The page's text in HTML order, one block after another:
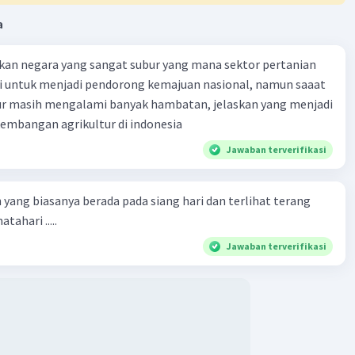
nya belum kak
Level 79
06:18
peta = 5 cm
negara yang sangat subur yang mana sektor pertanian
menjadi pendorong kemajuan nasional, namun saaat
masih mengalami banyak hambatan, jelaskan yang menjadi
agrikultur di indonesia
Jawaban terverifikasi
yang biasanya berada pada siang hari dan terlihat terang
.....
Jawaban terverifikasi